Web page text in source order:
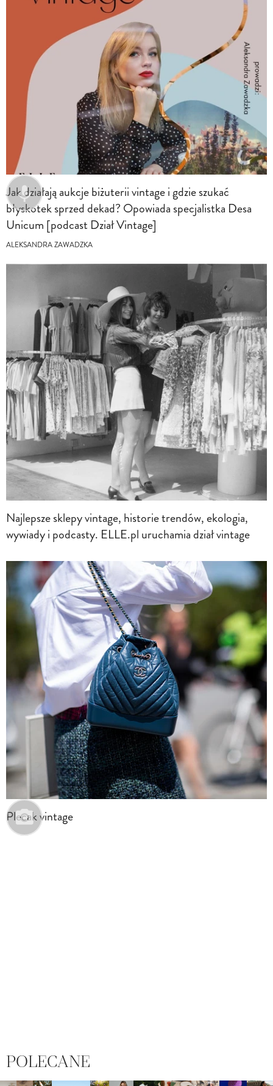
Jak działają aukcje biżuterii vintage i gdzie szukać
błyskotek sprzed dekad? Opowiada specjalistka Desa
Unicum [podcast Dział Vintage]
ALEKSANDRA ZAWADZKA
Najlepsze sklepy vintage, historie trendów, ekologia,
wywiady i podcasty. ELLE.pl uruchamia dział vintage
Plecak vintage
POLECANE